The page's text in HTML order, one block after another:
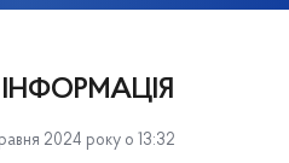
2024 року о 13:32